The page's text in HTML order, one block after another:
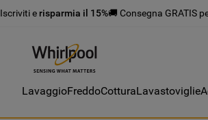
Iscriviti e risparmia il 15%🚚 Consegna GRATIS
LavaggioFreddoCotturaLavastoviglie